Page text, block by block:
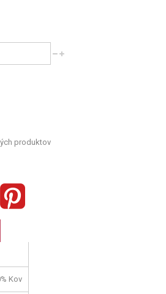
produktov
Kov